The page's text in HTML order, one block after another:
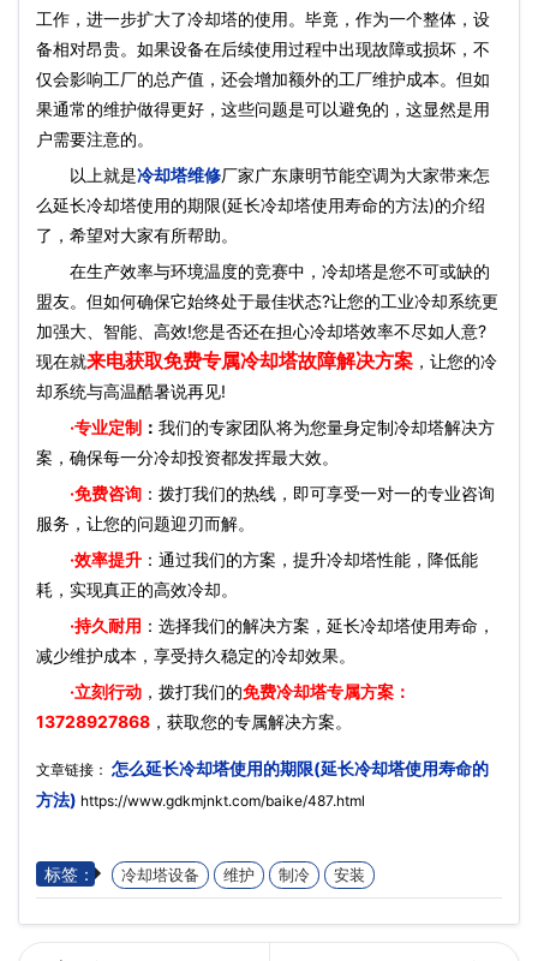
工作，进一步扩大了冷却塔的使用。毕竟，作为一个整体，设
备相对昂贵。如果设备在后续使用过程中出现故障或损坏，不
仅会影响工厂的总产值，还会增加额外的工厂维护成本。但如
果通常的维护做得更好，这些问题是可以避免的，这显然是用
户需要注意的。
以上就是冷却塔维修厂家广东康明节能空调为大家带来怎
么延长冷却塔使用的期限(延长冷却塔使用寿命的方法)的介绍
了，希望对大家有所帮助。
在生产效率与环境温度的竞赛中，冷却塔是您不可或缺的
盟友。但如何确保它始终处于最佳状态?让您的工业冷却系统更
加强大、智能、高效!您是否还在担心冷却塔效率不尽如人意?
现在就来电获取免费专属冷却塔故障解决方案 ，让您的冷
却系统与高温酷暑说再见!
·专业定制 ： 我们的专家团队将为您量身定制冷却塔解决方
案，确保每一分冷却投资都发挥最大效。
·免费咨询 ：拨打我们的热线，即可享受一对一的专业咨询
服务，让您的问题迎刃而解。
·效率提升 ：通过我们的方案，提升冷却塔性能，降低能
耗，实现真正的高效冷却。
·持久耐用 ：选择我们的解决方案，延长冷却塔使用寿命，
减少维护成本，享受持久稳定的冷却效果。
·立刻行动 ，拨打我们的免费冷却塔专属方案：
13728927868 ，获取您的专属解决方案。
文章链接： 怎么延长冷却塔使用的期限(延长冷却塔使用寿命的
方法) https://www.gdkmjnkt.com/baike/487.html
标签： 冷却塔设备 维护 制冷 安装